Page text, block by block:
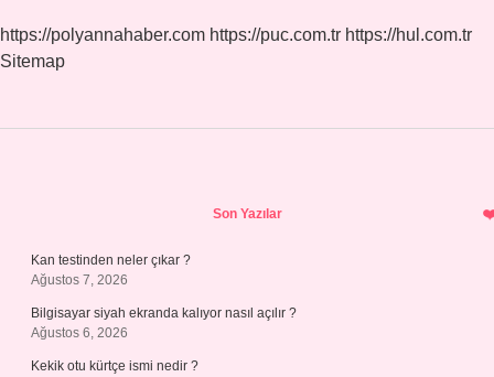
https://polyannahaber.com https://puc.com.tr https://hul.com.tr
Sitemap
Son Yazılar
Kan testinden neler çıkar ?
Ağustos 7, 2026
Bilgisayar siyah ekranda kalıyor nasıl açılır ?
Ağustos 6, 2026
Kekik otu kürtçe ismi nedir ?